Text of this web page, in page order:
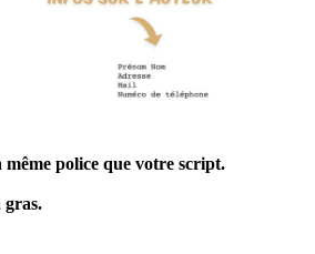
même police que votre script.
gras.